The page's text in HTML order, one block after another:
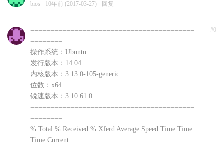
bios 10年前 (2017-03-27) 回复
#0
=========================================
========
操作系统：Ubuntu
发行版本：14.04
内核版本：3.13.0-105-generic
位数：x64
锐速版本：3.10.61.0
=========================================
========
% Total % Received % Xferd Average Speed Time Time
Time Current